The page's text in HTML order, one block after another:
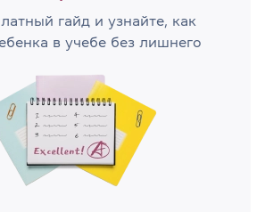
гайд и узнайте, как
в учебе без лишнего